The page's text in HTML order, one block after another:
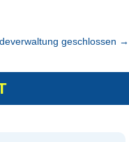
geschlossen →